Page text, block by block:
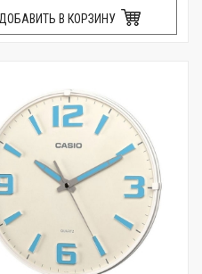
В КОРЗИНУ